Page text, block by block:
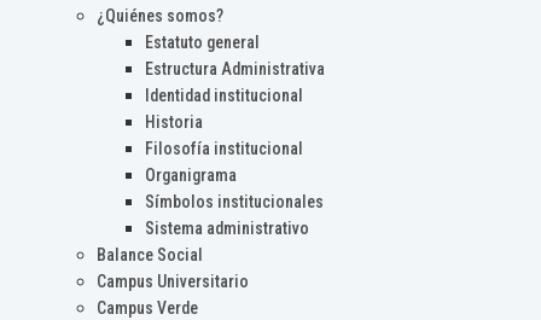
¿Quiénes somos?
Estatuto general
Estructura Administrativa
Identidad institucional
Historia
Filosofía institucional
Organigrama
Símbolos institucionales
Sistema administrativo
Balance Social
Campus Universitario
Campus Verde